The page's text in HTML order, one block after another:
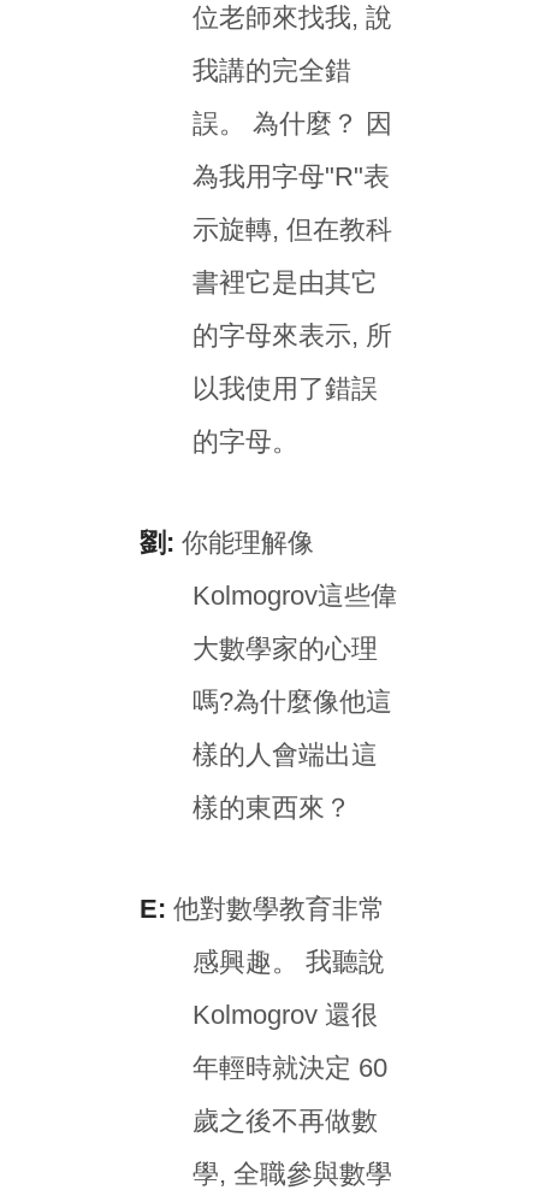
位老師來找我, 說
我講的完全錯
誤。 為什麼？ 因
為我用字母"R"表
示旋轉, 但在教科
書裡它是由其它
的字母來表示, 所
以我使用了錯誤
的字母。
劉: 你能理解像
Kolmogrov這些偉
大數學家的心理
嗎?為什麼像他這
樣的人會端出這
樣的東西來？
E: 他對數學教育非常
感興趣。 我聽說
Kolmogrov 還很
年輕時就決定 60
歲之後不再做數
學, 全職參與數學